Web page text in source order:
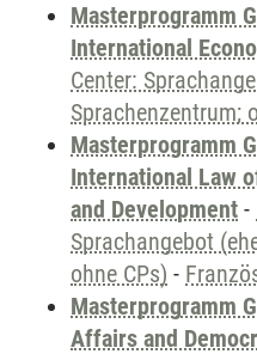
Masterprogramm
International
Center:
Sprachenzentrum;
Masterprogramm
International Law
and Development -
Sprachangebot
ohne CPs) -
Masterprogramm
Affairs and